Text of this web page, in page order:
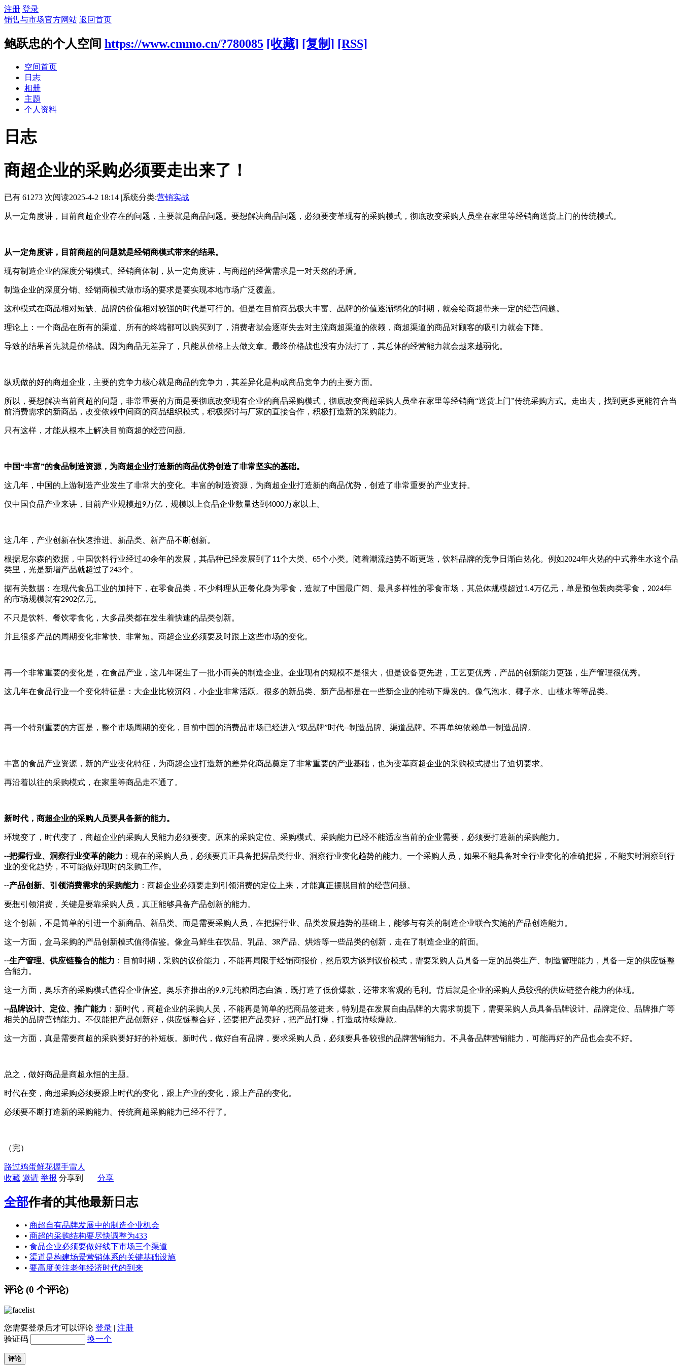
注册 登录
销售与市场官方网站 返回首页
鲍跃忠的个人空间 https://www.cmmo.cn/?780085 [收藏] [复制] [RSS]
空间首页
日志
相册
主题
个人资料
日志
商超企业的采购必须要走出来了！
已有 61273 次阅读2025-4-2 18:14 |系统分类:营销实战
从一定角度讲，目前商超企业存在的问题，主要就是商品问题。要想解决商品问题，必须要变革现有的采购模式，彻底改变采购人员坐在家里等经销商送货上门的传统模式。
从一定角度讲，目前商超的问题就是经销商模式带来的结果。
现有制造企业的深度分销模式、经销商体制，从一定角度讲，与商超的经营需求是一对天然的矛盾。
制造企业的深度分销、经销商模式做市场的要求是要实现本地市场广泛覆盖。
这种模式在商品相对短缺、品牌的价值相对较强的时代是可行的。但是在目前商品极大丰富、品牌的价值逐渐弱化的时期，就会给商超带来一定的经营问题。
理论上：一个商品在所有的渠道、所有的终端都可以购买到了，消费者就会逐渐失去对主流商超渠道的依赖，商超渠道的商品对顾客的吸引力就会下降。
导致的结果首先就是价格战。因为商品无差异了，只能从价格上去做文章。最终价格战也没有办法打了，其总体的经营能力就会越来越弱化。
纵观做的好的商超企业，主要的竞争力核心就是商品的竞争力，其差异化是构成商品竞争力的主要方面。
所以，要想解决当前商超的问题，非常重要的方面是要彻底改变现有企业的商品采购模式，彻底改变商超采购人员坐在家里等经销商“送货上门”传统采购方式。走出去，找到更多更能符合当
前消费需求的新商品，改变依赖中间商的商品组织模式，积极探讨与厂家的直接合作，积极打造新的采购能力。
只有这样，才能从根本上解决目前商超的经营问题。
中国“丰富”的食品制造资源，为商超企业打造新的商品优势创造了非常坚实的基础。
这几年，中国的上游制造产业发生了非常大的变化。丰富的制造资源，为商超企业打造新的商品优势，创造了非常重要的产业支持。
仅中国食品产业来讲，目前产业规模超9万亿，规模以上食品企业数量达到 4000万家以上。
这几年，产业创新在快速推进。新品类、新产品不断创新。
根据尼尔森的数据，中国饮料行业经过40余年的发展，其品种已经发展到了11个大类、 65个小类。随着潮流趋势不断更迭，饮料品牌的竞争日渐白热化。例如2024年火热的中式养生水这个品
类里，光是新增产品就超过了243个。
据有关数据：在现代食品工业的加持下，在零食品类，不少料理从正餐化身为零食，造就了中国最广阔、最具多样性的零食市场，其总体规模超过1.4万亿元，单是预包装肉类零食， 2024年
的市场规模就有2902亿元。
不只是饮料、餐饮零食化，大多品类都在发生着快速的品类创新。
并且很多产品的周期变化非常快、非常短。商超企业必须要及时跟上这些市场的变化。
再一个非常重要的变化是，在食品产业，这几年诞生了一批小而美的制造企业。企业现有的规模不是很大，但是设备更先进，工艺更优秀，产品的创新能力更强，生产管理很优秀。
这几年在食品行业一个变化特征是：大企业比较沉闷，小企业非常活跃。很多的新品类、新产品都是在一些新企业的推动下爆发的。像气泡水、椰子水、山楂水等等品类。
再一个特别重要的方面是，整个市场周期的变化，目前中国的消费品市场已经进入“双品牌”时代--制造品牌、渠道品牌。不再单纯依赖单一制造品牌。
丰富的食品产业资源，新的产业变化特征，为商超企业打造新的差异化商品奠定了非常重要的产业基础，也为变革商超企业的采购模式提出了迫切要求。
再沿着以往的采购模式，在家里等商品走不通了。
新时代，商超企业的采购人员要具备新的能力。
环境变了，时代变了，商超企业的采购人员能力必须要变。原来的采购定位、采购模式、采购能力已经不能适应当前的企业需要，必须要打造新的采购能力。
--把握行业、洞察行业变革的能力 ：现在的采购人员，必须要真正具备把握品类行业、洞察行业变化趋势的能力。一个采购人员，如果不能具备对全行业变化的准确把握，不能实时洞察到行
业的变化趋势，不可能做好现时的采购工作。
--产品创新、引领消费需求的采购能力 ：商超企业必须要走到引领消费的定位上来，才能真正摆脱目前的经营问题。
要想引领消费，关键是要靠采购人员，真正能够具备产品创新的能力。
这个创新，不是简单的引进一个新商品、新品类。而是需要采购人员，在把握行业、品类发展趋势的基础上，能够与有关的制造企业联合实施的产品创造能力。
这一方面，盒马采购的产品创新模式值得借鉴。像盒马鲜生在饮品、乳品、 3R产品、烘焙等一些品类的创新，走在了制造企业的前面。
--生产管理、供应链整合的能力 ：目前时期，采购的议价能力，不能再局限于经销商报价，然后双方谈判议价模式，需要采购人员具备一定的品类生产、制造管理能力，具备一定的供应链整
合能力。
这一方面，奥乐齐的采购模式值得企业借鉴。奥乐齐推出的9.9元纯粮固态白酒，既打造了低价爆款，还带来客观的毛利。背后就是企业的采购人员较强的供应链整合能力的体现。
--品牌设计、定位、推广能力 ：新时代，商超企业的采购人员，不能再是简单的把商品签进来，特别是在发展自由品牌的大需求前提下，需要采购人员具备品牌设计、品牌定位、品牌推广等
相关的品牌营销能力。不仅能把产品创新好，供应链整合好，还要把产品卖好，把产品打爆，打造成持续爆款。
这一方面，真是需要商超的采购要好好的补短板。新时代，做好自有品牌，要求采购人员，必须要具备较强的品牌营销能力。不具备品牌营销能力，可能再好的产品也会卖不好。
总之，做好商品是商超永恒的主题。
时代在变，商超采购必须要跟上时代的变化，跟上产业的变化，跟上产品的变化。
必须要不断打造新的采购能力。传统商超采购能力已经不行了。
（完）
路过鸡蛋鲜花握手雷人
收藏 邀请 举报 分享到 分享
全部作者的其他最新日志
• 商超自有品牌发展中的制造企业机会
• 商超的采购结构要尽快调整为433
• 食品企业必须要做好线下市场三个渠道
• 渠道是构建场景营销体系的关键基础设施
• 要高度关注老年经济时代的到来
评论 (0 个评论)
您需要登录后才可以评论 登录 | 注册
验证码
换一个
评论